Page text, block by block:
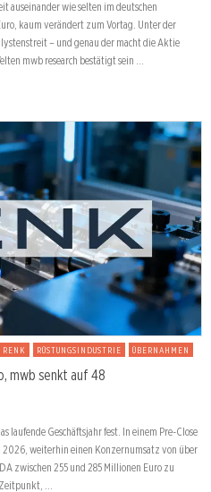
auseinander wie selten im deutschen
kaum verändert zum Vortag. Unter der
– und genau der macht die Aktie
mwb research bestätigt sein …
RENK RÜSTUNGSINDUSTRIE ÜBERNAHMEN
mwb senkt auf 48
laufende Geschäftsjahr fest. In einem Pre-Close
weiterhin einen Konzernumsatz von über
zwischen 255 und 285 Millionen Euro zu
…